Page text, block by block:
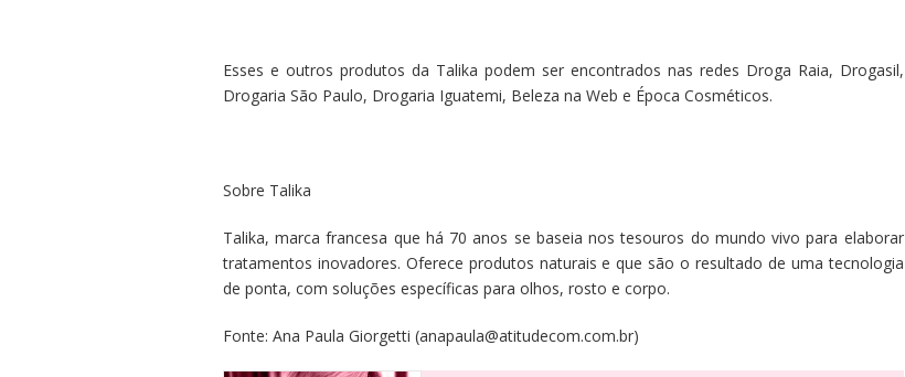
Esses e outros produtos da Talika podem ser encontrados nas redes Droga Raia, Drogasil,
Drogaria São Paulo, Drogaria Iguatemi, Beleza na Web e Época Cosméticos.
Sobre Talika
Talika, marca francesa que há 70 anos se baseia nos tesouros do mundo vivo para elaborar
tratamentos inovadores. Oferece produtos naturais e que são o resultado de uma tecnologia
de ponta, com soluções específicas para olhos, rosto e corpo.
Fonte: Ana Paula Giorgetti (anapaula@atitudecom.com.br)